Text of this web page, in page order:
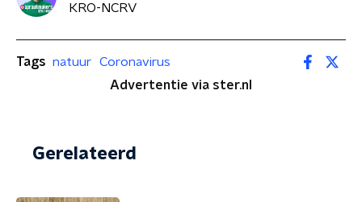
KRO-NCRV
Tags natuur
Coronavirus
Advertentie via ster.nl
Gerelateerd